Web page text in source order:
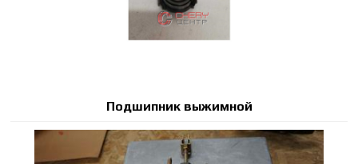
Подшипник выжимной